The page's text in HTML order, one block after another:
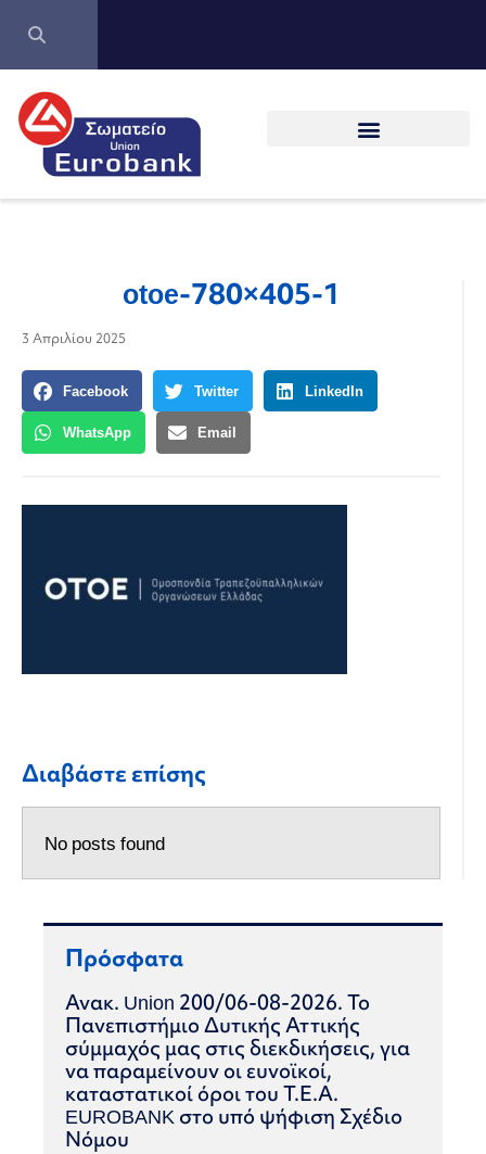
otoe-780×405-1
3 Απριλίου 2025
Facebook Twitter LinkedIn
WhatsApp Email
Διαβάστε επίσης
No posts found
Πρόσφατα
Ανακ. Union 200/06-08-2026. Το
Πανεπιστήμιο Δυτικής Αττικής
σύμμαχός μας στις διεκδικήσεις, για
να παραμείνουν οι ευνοϊκοί,
καταστατικοί όροι του Τ.Ε.Α.
EUROBANK στο υπό ψήφιση Σχέδιο
Νόμου